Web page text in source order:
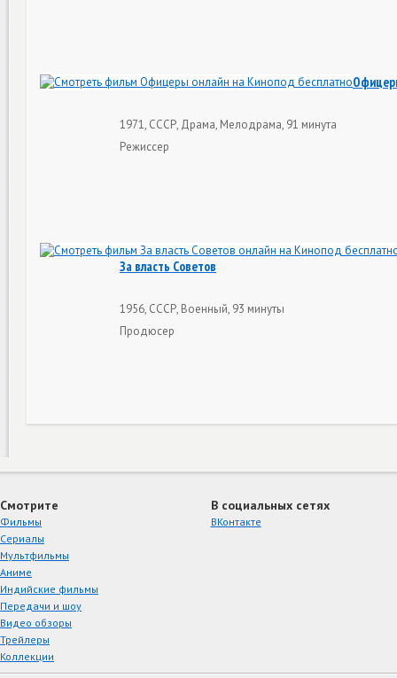
1971, СССР, Драма, Мелодрама, 91 минута
Режиссер
За власть Советов
1956, СССР, Военный, 93 минуты
Продюсер
Смотрите
Фильмы
Сериалы
Мультфильмы
Аниме
Индийские фильмы
Передачи и шоу
Видео обзоры
Трейлеры
Коллекции
В социальных сетях
ВКонтакте